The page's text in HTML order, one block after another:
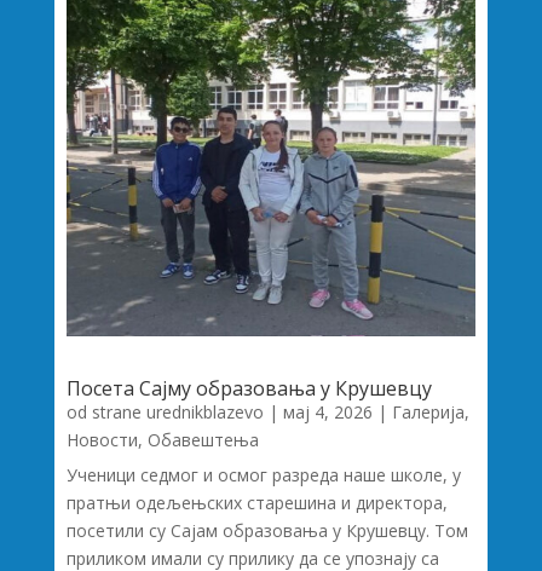
Посета Сајму образовања у Крушевцу
od strane urednikblazevo | мај 4, 2026 | Галерија,
Новости, Обавештења
Ученици седмог и осмог разреда наше школе, у
пратњи одељењских старешина и директора,
посетили су Сајам образовања у Крушевцу. Том
приликом имали су прилику да се упознају са